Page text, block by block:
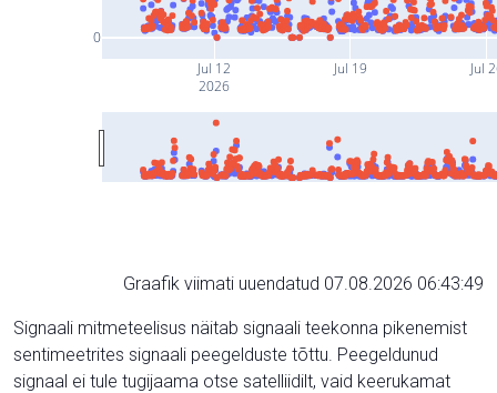
Jul 12
2026
Jul 19 Jul
0
Graafik viimati uuendatud 07.08.2026 06:43:49
Signaali mitmeteelisus näitab signaali teekonna pikenemist
sentimeetrites signaali peegelduste tõttu. Peegeldunud
signaal ei tule tugijaama otse satelliidilt, vaid keerukamat